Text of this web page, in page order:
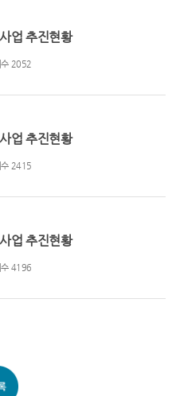
업 추진현황
2052
업 추진현황
2415
업 추진현황
4196